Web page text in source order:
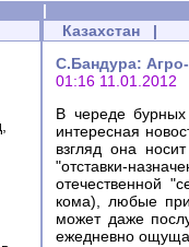
|
Казахстан |
С.Бандура:
01:16 11.01.2012
В череде
интересная
взгляд она
"отставки-
отечественной
кома), любые
может даже
ежедневно